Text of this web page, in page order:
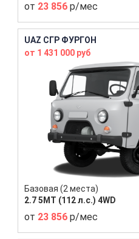
от 23 856 р/мес
UAZ СГР ФУРГОН
от 1 431 000 руб
Базовая (2 места)
2.7 5MT (112 л.с.) 4WD
от 23 856 р/мес